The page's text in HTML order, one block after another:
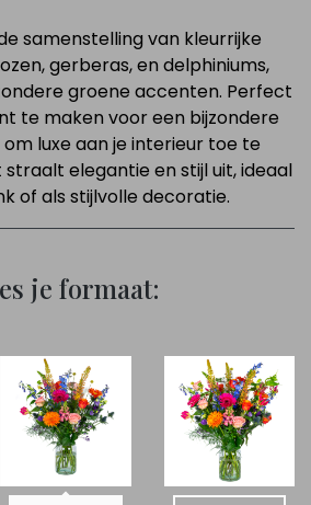
samenstelling van kleurrijke
gerberas, en delphiniums,
groene accenten. Perfect
te maken voor een bijzondere
luxe aan je interieur toe te
elegantie en stijl uit, ideaal
of als stijlvolle decoratie.
je formaat: